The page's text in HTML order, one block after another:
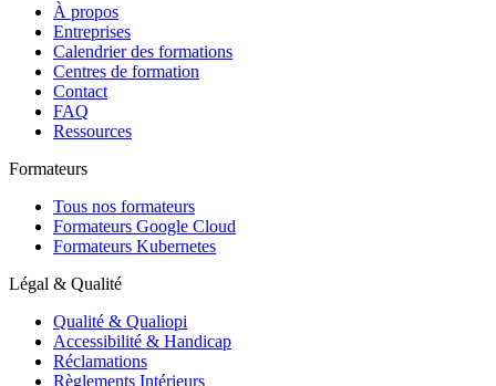
À propos
Entreprises
Calendrier des formations
Centres de formation
Contact
FAQ
Ressources
Formateurs
Tous nos formateurs
Formateurs Google Cloud
Formateurs Kubernetes
Légal & Qualité
Qualité & Qualiopi
Accessibilité & Handicap
Réclamations
Règlements Intérieurs